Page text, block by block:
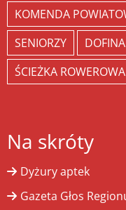
KOMENDA
SENIORZY
ŚCIEŻKA ROWEROWA
Na skróty
Dyżury aptek
Gazeta Głos